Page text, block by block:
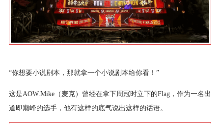
“你想要小说剧本，那就拿一个小说剧本给你看！”
这是AOW.Mike（麦克）曾经在拿下周冠时立下的Flag，作为一名出
道即巅峰的选手，他有这样的底气说出这样的话语。